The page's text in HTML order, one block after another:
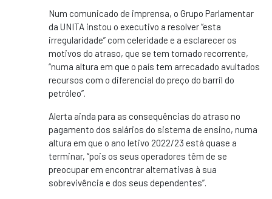
Num comunicado de imprensa, o Grupo Parlamentar
da UNITA instou o executivo a resolver “esta
irregularidade” com celeridade e a esclarecer os
motivos do atraso, que se tem tornado recorrente,
“numa altura em que o país tem arrecadado avultados
recursos com o diferencial do preço do barril do
petróleo”.
Alerta ainda para as consequências do atraso no
pagamento dos salários do sistema de ensino, numa
altura em que o ano letivo 2022/23 está quase a
terminar, “pois os seus operadores têm de se
preocupar em encontrar alternativas à sua
sobrevivência e dos seus dependentes”.